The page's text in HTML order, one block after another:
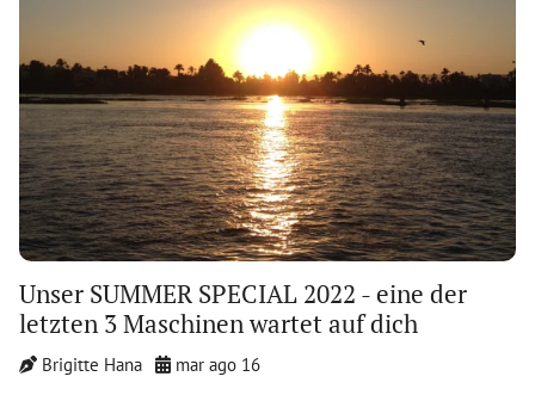
Unser SUMMER SPECIAL 2022 - eine der
letzten 3 Maschinen wartet auf dich
Brigitte Hana
mar ago 16